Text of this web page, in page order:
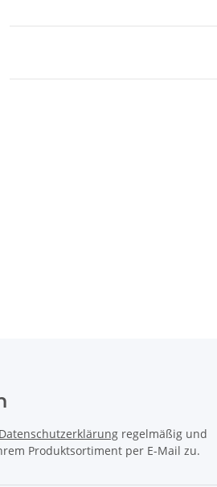
Datenschutzerklärung regelmäßig und
Produktsortiment per E-Mail zu.